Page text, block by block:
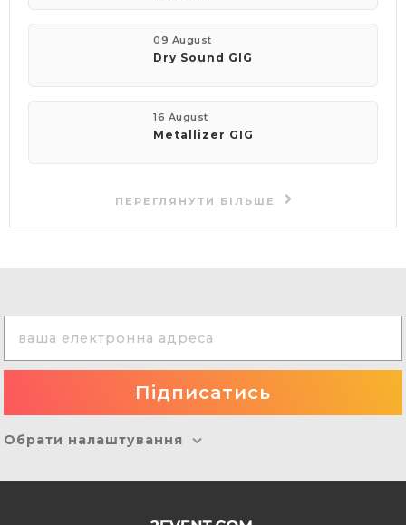
09 August
Dry Sound GIG
16 August
Metallizer GIG
ПЕРЕГЛЯНУТИ БІЛЬШЕ
Обрати налаштування